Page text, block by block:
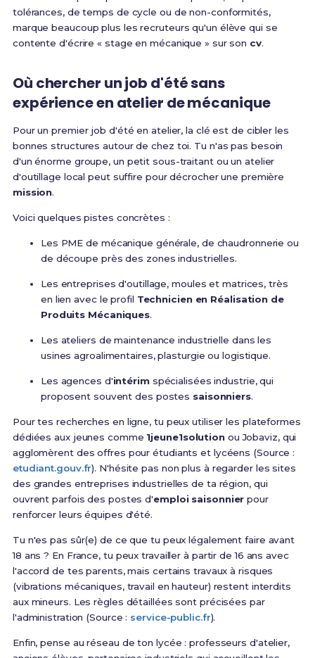
tolérances, de temps de cycle ou de non-conformités,
marque beaucoup plus les recruteurs qu'un élève qui se
contente d'écrire « stage en mécanique » sur son cv.
Où chercher un job d'été sans
expérience en atelier de mécanique
Pour un premier job d'été en atelier, la clé est de cibler les
bonnes structures autour de chez toi. Tu n'as pas besoin
d'un énorme groupe, un petit sous-traitant ou un atelier
d'outillage local peut suffire pour décrocher une première
mission.
Voici quelques pistes concrètes :
Les PME de mécanique générale, de chaudronnerie ou
de découpe près des zones industrielles.
Les entreprises d'outillage, moules et matrices, très
en lien avec le profil Technicien en Réalisation de
Produits Mécaniques.
Les ateliers de maintenance industrielle dans les
usines agroalimentaires, plasturgie ou logistique.
Les agences d'intérimspécialisées industrie, qui
proposent souvent des postes saisonniers.
Pour tes recherches en ligne, tu peux utiliser les plateformes
dédiées aux jeunes comme 1jeune1solutionou Jobaviz, qui
agglomèrent des offres pour étudiants et lycéens (Source :
etudiant.gouv.fr). N'hésite pas non plus à regarder les sites
des grandes entreprises industrielles de ta région, qui
ouvrent parfois des postes d'emploi saisonnier pour
renforcer leurs équipes d'été.
Tu n'es pas sûr(e) de ce que tu peux légalement faire avant
18 ans ? En France, tu peux travailler à partir de 16 ans avec
l'accord de tes parents, mais certains travaux à risques
(vibrations mécaniques, travail en hauteur) restent interdits
aux mineurs. Les règles détaillées sont précisées par
l'administration (Source : service-public.fr).
Enfin, pense au réseau de ton lycée : professeurs d'atelier,